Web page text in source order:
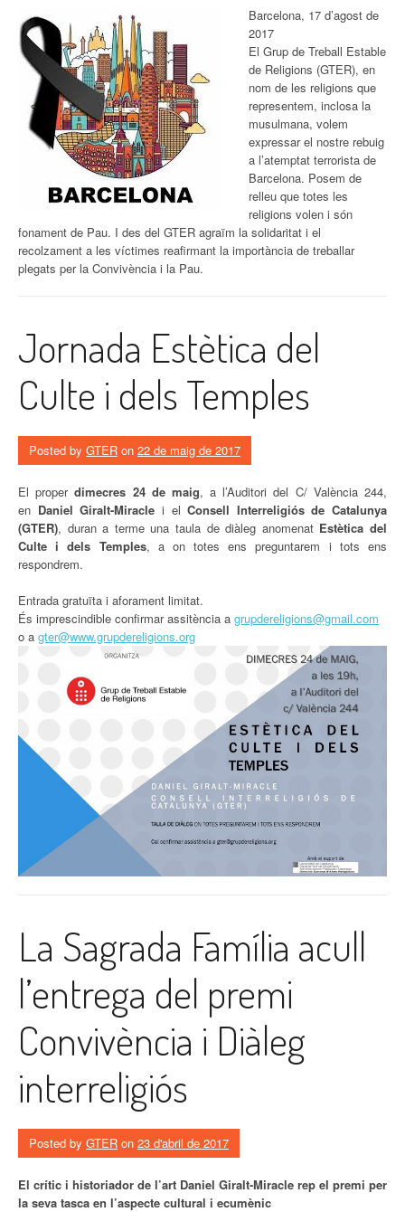
Barcelona, 17 d’agost de
2017
El Grup de Treball Estable
de Religions (GTER), en
nom de les religions que
representem, inclosa la
musulmana, volem
expressar el nostre rebuig
a l’atemptat terrorista de
Barcelona. Posem de
relleu que totes les
religions volen i són
fonament de Pau. I des del GTER agraïm la solidaritat i el
recolzament a les víctimes reafirmant la importància de treballar
plegats per la Convivència i la Pau.
Jornada Estètica del
Culte i dels Temples
Posted by GTER on 22 de maig de 2017
El properdimecres 24 de maig, a l’Auditori del C/ València 244,
en Daniel Giralt-Miracle i el Consell Interreligiós de Catalunya
(GTER), duran a terme una taula de diàleg anomenat Estètica del
Culte i dels Temples, a on totes ens preguntarem i tots ens
respondrem.
Entrada gratuïta i aforament limitat.
És imprescindible confirmar assitència a grupdereligions@gmail.com
o a gter@www.grupdereligions.org
La Sagrada Família acull
l’entrega del premi
Convivència i Diàleg
interreligiós
Posted by GTER on 23 d'abril de 2017
El crític i historiador de l’art Daniel Giralt-Miracle rep el premi per
la seva tasca en l’aspecte cultural i ecumènic